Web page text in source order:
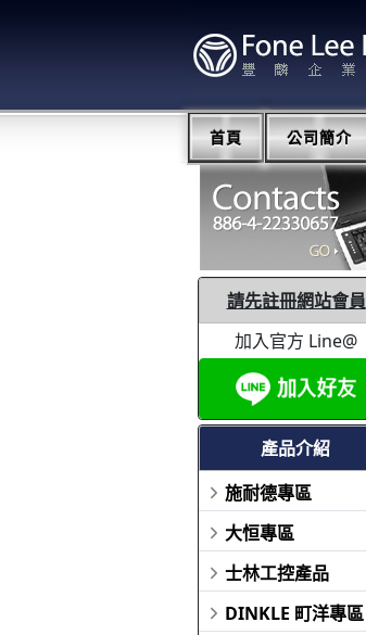
首頁 公司簡介
請先註冊網站會員
加入官方 Line@
產品介紹
施耐德專區
大恒專區
士林工控產品
DINKLE 町洋專區